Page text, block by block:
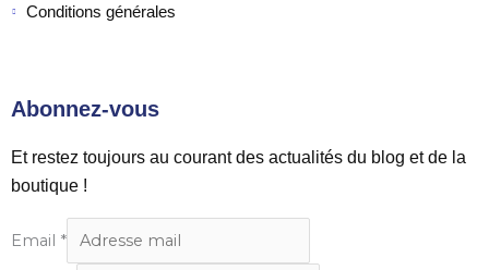
Conditions générales
Abonnez-vous
Et restez toujours au courant des actualités du blog et de la
boutique !
Email *